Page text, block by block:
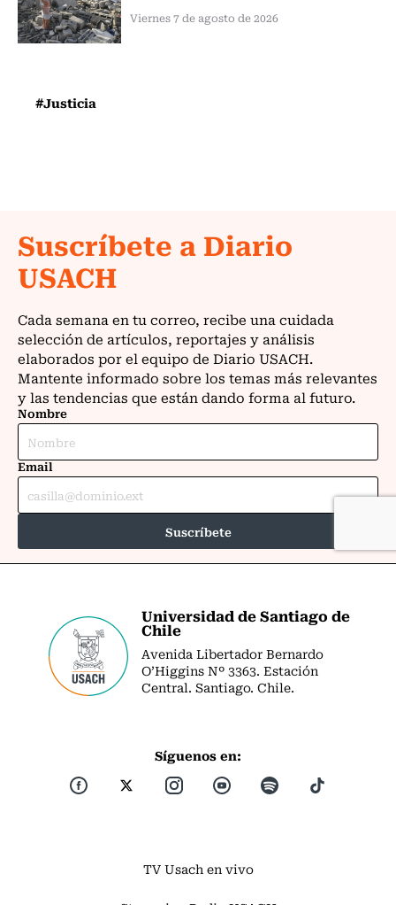
Viernes 7 de agosto de 2026
#Justicia
Universidad de Santiago de
Chile
Avenida Libertador Bernardo
O’Higgins Nº 3363. Estación
Central. Santiago. Chile.
Síguenos en:
TV Usach en vivo